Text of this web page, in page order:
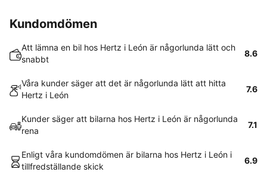
Kundomdömen
Att lämna en bil hos Hertz i León är någorlunda lätt och
snabbt
8.6
Våra kunder säger att det är någorlunda lätt att hitta
Hertz i León
7.6
Kunder säger att bilarna hos Hertz i León är någorlunda
rena
7.1
Enligt våra kundomdömen är bilarna hos Hertz i León i
tillfredställande skick
6.9